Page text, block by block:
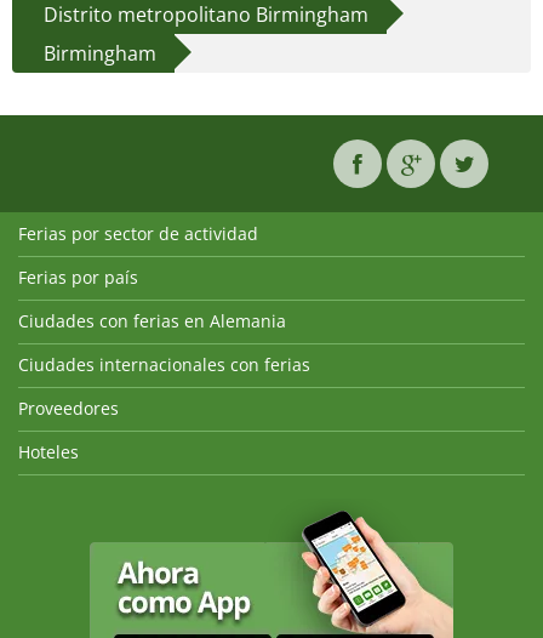
Distrito metropolitano Birmingham
Birmingham
Ferias por sector de actividad
Ferias por país
Ciudades con ferias en Alemania
Ciudades internacionales con ferias
Proveedores
Hoteles